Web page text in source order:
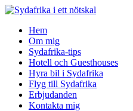
↓
Main
Content
Hem
Om mig
Sydafrika-tips
Hotell och Guesthouses
Hyra bil i Sydafrika
Flyg till Sydafrika
Erbjudanden
Kontakta mig